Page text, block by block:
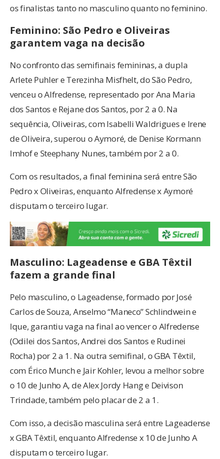
os finalistas tanto no masculino quanto no feminino.
Feminino: São Pedro e Oliveiras
garantem vaga na decisão
No confronto das semifinais femininas, a dupla
Arlete Puhler e Terezinha Misfhelt, do São Pedro,
venceu o Alfredense, representado por Ana Maria
dos Santos e Rejane dos Santos, por 2 a 0. Na
sequência, Oliveiras, com Isabelli Waldrigues e Irene
de Oliveira, superou o Aymoré, de Denise Kormann
Imhof e Steephany Nunes, também por 2 a 0.
Com os resultados, a final feminina será entre São
Pedro x Oliveiras, enquanto Alfredense x Aymoré
disputam o terceiro lugar.
Masculino: Lageadense e GBA Têxtil
fazem a grande final
Pelo masculino, o Lageadense, formado por José
Carlos de Souza, Anselmo “Maneco” Schlindwein e
Ique, garantiu vaga na final ao vencer o Alfredense
(Odilei dos Santos, Andrei dos Santos e Rudinei
Rocha) por 2 a 1. Na outra semifinal, o GBA Têxtil,
com Érico Munch e Jair Kohler, levou a melhor sobre
o 10 de Junho A, de Alex Jordy Hang e Deivison
Trindade, também pelo placar de 2 a 1.
Com isso, a decisão masculina será entre Lageadense
x GBA Têxtil, enquanto Alfredense x 10 de Junho A
disputam o terceiro lugar.